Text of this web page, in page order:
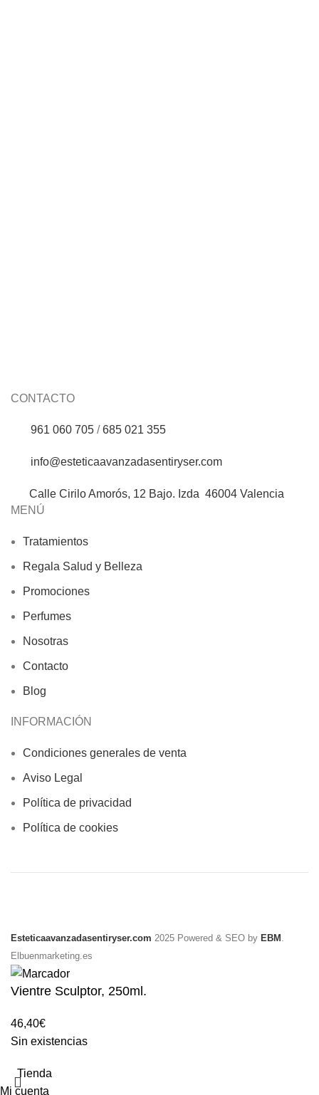
CONTACTO
961 060 705 /685 021 355
info@esteticaavanzadasentiryser.com
Calle Cirilo Amorós, 12 Bajo. Izda 46004 Valencia
MENÚ
Tratamientos
Regala Salud y Belleza
Promociones
Perfumes
Nosotras
Contacto
Blog
INFORMACIÓN
Condiciones generales de venta
Aviso Legal
Política de privacidad
Política de cookies
Esteticaavanzadasentiryser.com 2025 Powered & SEO by EBM
Elbuenmarketing.es
Vientre Sculptor, 250ml.
46,40€
Sin existencias
Tienda
Mi cuenta